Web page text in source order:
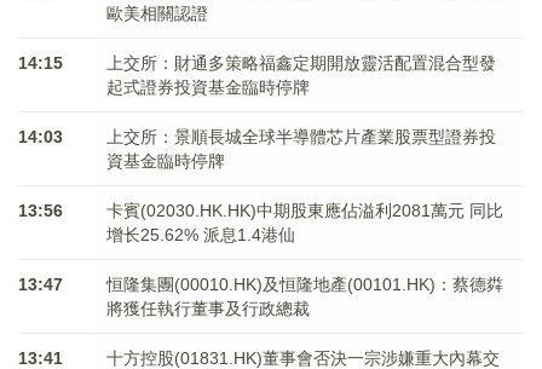
歐美相關認證
14:15
上交所：財通多策略福鑫定期開放靈活配置混合型發
起式證券投資基金臨時停牌
14:03
上交所：景順長城全球半導體芯片產業股票型證券投
資基金臨時停牌
13:56
卡賓(02030.HK.HK)中期股東應佔溢利2081萬元 同比
增长25.62% 派息1.4港仙
13:47
恒隆集團(00010.HK)及恒隆地產(00101.HK)：蔡德粦
將獲任執行董事及行政總裁
13:41
十方控股(01831.HK)董事會否決一宗涉嫌重大內幕交